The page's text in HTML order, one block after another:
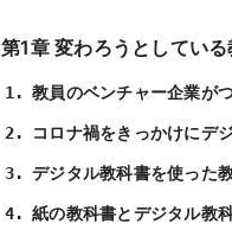
第1章 変わろうとしてい
教員のベンチャー企業が
コロナ禍をきっかけにデ
デジタル教科書を使った
紙の教科書とデジタル教